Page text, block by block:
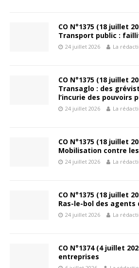
CO N°1375 (18 juillet
Transport public :
24 juillet 2026 La
CO N°1375 (18 juillet
Transaglo : des
l’incurie des pouvoirs
24 juillet 2026 La
CO N°1375 (18 juillet
Mobilisation contre
24 juillet 2026 La
CO N°1375 (18 juillet
Ras-le-bol des agents
24 juillet 2026 La
CO N°1374 (4 juillet
entreprises